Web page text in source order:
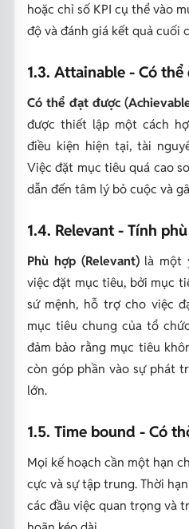
hoặc chỉ số KPI cụ thể vào
độ và đánh giá kết quả cuối
1.3. Attainable - Có
Có thể đạt được
được thiết lập một cách
điều kiện hiện tại, tài
Việc đặt mục tiêu quá cao
dẫn đến tâm lý bỏ cuộc và
1.4. Relevant - Tính
Phù hợp (Relevant)là một
việc đặt mục tiêu, bởi mục
sứ mệnh, hỗ trợ cho việc
mục tiêu chung của tổ
đảm bảo rằng mục tiêu
còn góp phần vào sự phát
lớn.
1.5. Time bound - Có
Mọi kế hoạch cần một hạn
cực và sự tập trung. Thời
các đầu việc quan trọng và